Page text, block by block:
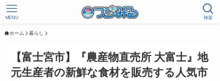
検索
MENU
ホーム 暮らし
【富士宮市】『農産物直売所 大富士』地
元生産者の新鮮な食材を販売する人気市